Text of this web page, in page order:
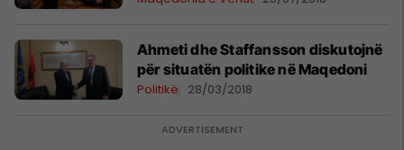
Ahmeti dhe Staffansson diskutojnë
për situatën politike në Maqedoni
Politikë 28/03/2018